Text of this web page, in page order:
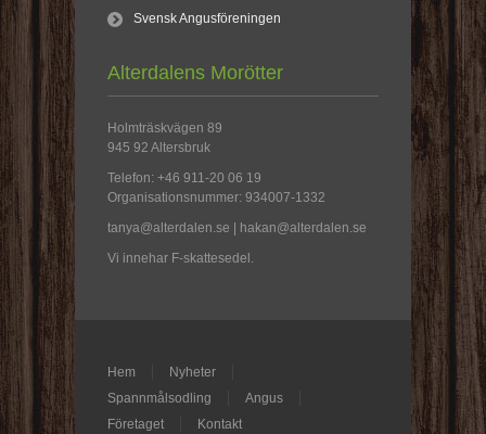
Svensk Angusföreningen
Alterdalens Morötter
Holmträskvägen 89
945 92 Altersbruk
Telefon: +46 911-20 06 19
Organisationsnummer: 934007-1332
tanya@alterdalen.se | hakan@alterdalen.se
Vi innehar F-skattesedel.
Hem
Nyheter
Spannmålsodling
Angus
Företaget
Kontakt